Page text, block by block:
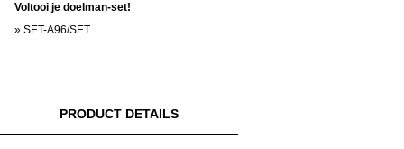
Voltooi je doelman-set!
» SET-A96/SET
PRODUCT DETAILS